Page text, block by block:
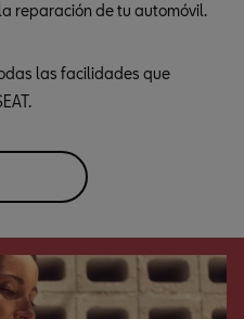
reparación de tu automóvil.
las facilidades que